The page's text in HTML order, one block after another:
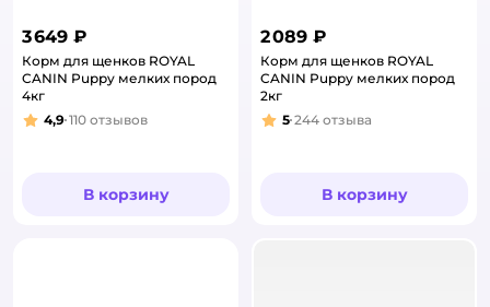
3 649 ₽
Корм для щенков ROYAL
CANIN Puppy мелких пород
4кг
Рейтинг:
4,9 110 отзывов
В корзину
2 089 ₽
Корм для щенков ROYAL
CANIN Puppy мелких пород
2кг
Рейтинг:
5 244 отзыва
В корзину